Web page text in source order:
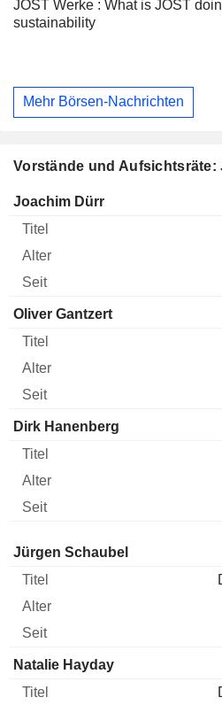
JOST Werke : What is JOST
sustainability
Mehr Börsen-Nachrichten
Vorstände und Aufsichtsräte:
Manager Titel
Joachim Dürr
Oliver Gantzert
Dirk Hanenberg
Verwaltungsratsmitglied
Jürgen Schaubel
Natalie Hayday